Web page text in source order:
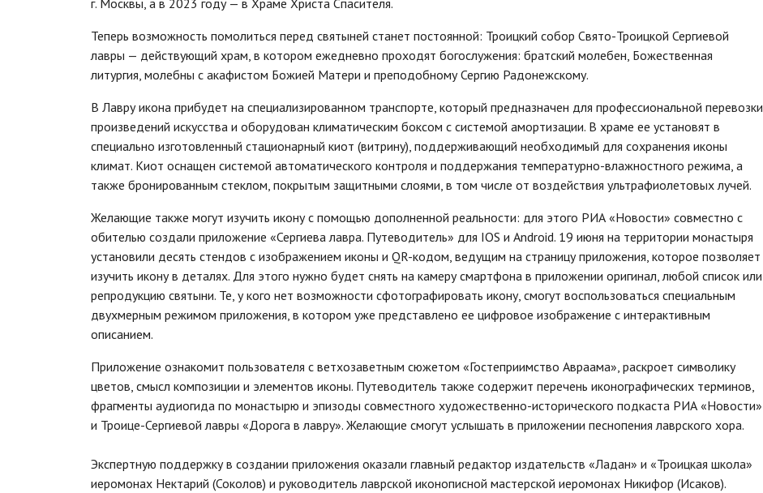
Теперь возможность помолиться перед святыней станет постоянной: Троицкий собор Свято-Троицкой Сергиевой
лавры — действующий храм, в котором ежедневно проходят богослужения: братский молебен, Божественная
литургия, молебны с акафистом Божией Матери и преподобному Сергию Радонежскому.
В Лавру икона прибудет на специализированном транспорте, который предназначен для профессиональной перевозки
произведений искусства и оборудован климатическим боксом с системой амортизации. В храме ее установят в
специально изготовленный стационарный киот (витрину), поддерживающий необходимый для сохранения иконы
климат. Киот оснащен системой автоматического контроля и поддержания температурно-влажностного режима, а
также бронированным стеклом, покрытым защитными слоями, в том числе от воздействия ультрафиолетовых лучей.
Желающие также могут изучить икону с помощью дополненной реальности: для этого РИА «Новости» совместно с
обителью создали приложение «Сергиева лавра. Путеводитель» для IOS и Android. 19 июня на территории монастыря
установили десять стендов с изображением иконы и QR-кодом, ведущим на страницу приложения, которое позволяет
изучить икону в деталях. Для этого нужно будет снять на камеру смартфона в приложении оригинал, любой список или
репродукцию святыни. Те, у кого нет возможности сфотографировать икону, смогут воспользоваться специальным
двухмерным режимом приложения, в котором уже представлено ее цифровое изображение с интерактивным
описанием.
Приложение ознакомит пользователя с ветхозаветным сюжетом «Гостеприимство Авраама», раскроет символику
цветов, смысл композиции и элементов иконы. Путеводитель также содержит перечень иконографических терминов,
фрагменты аудиогида по монастырю и эпизоды совместного художественно-исторического подкаста РИА «Новости»
и Троице-Сергиевой лавры «Дорога в лавру». Желающие смогут услышать в приложении песнопения лаврского хора.
Экспертную поддержку в создании приложения оказали главный редактор издательств «Ладан» и «Троицкая школа»
иеромонах Нектарий (Соколов) и руководитель лаврской иконописной мастерской иеромонах Никифор (Исаков).